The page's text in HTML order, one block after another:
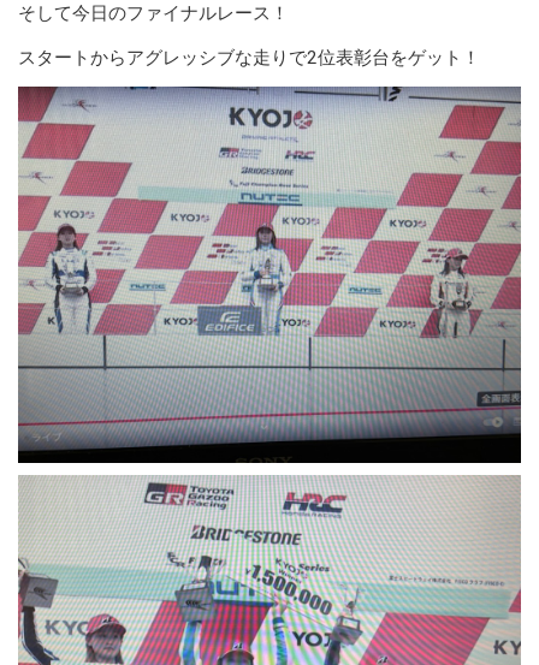
そして今日のファイナルレース！
スタートからアグレッシブな走りで2位表彰台をゲット！